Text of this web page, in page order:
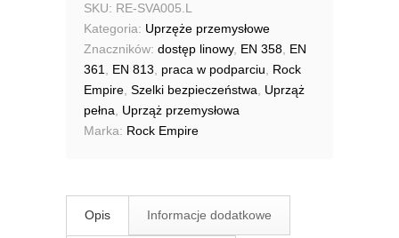
SKU: RE-SVA005.L
Kategoria: Uprzęże przemysłowe
Znaczników: dostęp linowy, EN 358 EN
361
EN 813 praca w podparciu
Rock
Empire Szelki bezpieczeństwa
Uprząż
pełna
Uprząż przemysłowa
Marka: Rock Empire
Opis Informacje dodatkowe